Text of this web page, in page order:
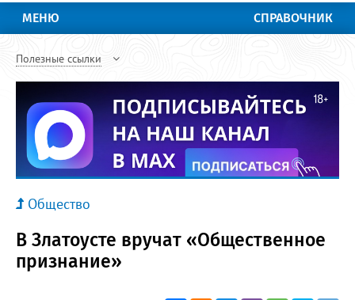
МЕНЮ СПРАВОЧНИК
Полезные ссылки
Общество
В Златоусте вручат «Общественное
признание»